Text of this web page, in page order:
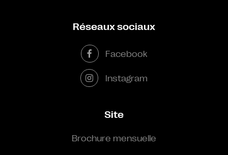
Réseaux sociaux
Facebook
Instagram
Site
Brochure mensuelle